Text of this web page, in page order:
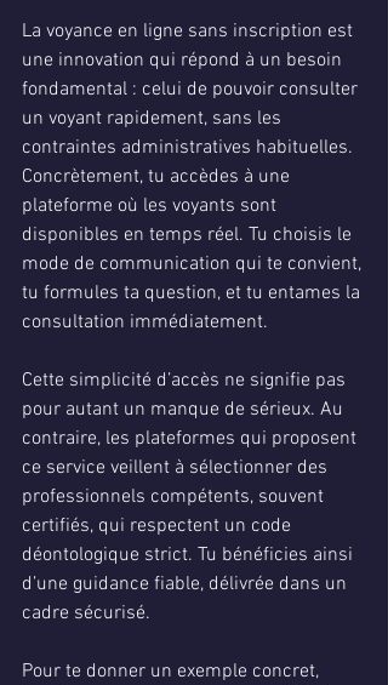
La voyance en ligne sans inscription est
une innovation qui répond à un besoin
fondamental : celui de pouvoir consulter
un voyant rapidement, sans les
contraintes administratives habituelles.
Concrètement, tu accèdes à une
plateforme où les voyants sont
disponibles en temps réel. Tu choisis le
mode de communication qui te convient,
tu formules ta question, et tu entames la
consultation immédiatement.
Cette simplicité d’accès ne signifie pas
pour autant un manque de sérieux. Au
contraire, les plateformes qui proposent
ce service veillent à sélectionner des
professionnels compétents, souvent
certifiés, qui respectent un code
déontologique strict. Tu bénéficies ainsi
d’une guidance fiable, délivrée dans un
cadre sécurisé.
Pour te donner un exemple concret,